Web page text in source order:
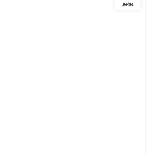
يونيو